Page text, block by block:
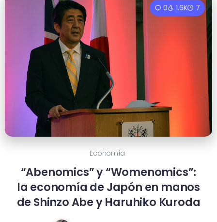
0 1.6K 7
Economía
“Abenomics” y “Womenomics”:
la economía de Japón en manos
de Shinzo Abe y Haruhiko Kuroda